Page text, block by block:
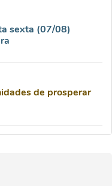
sexta (07/08)
de prosperar